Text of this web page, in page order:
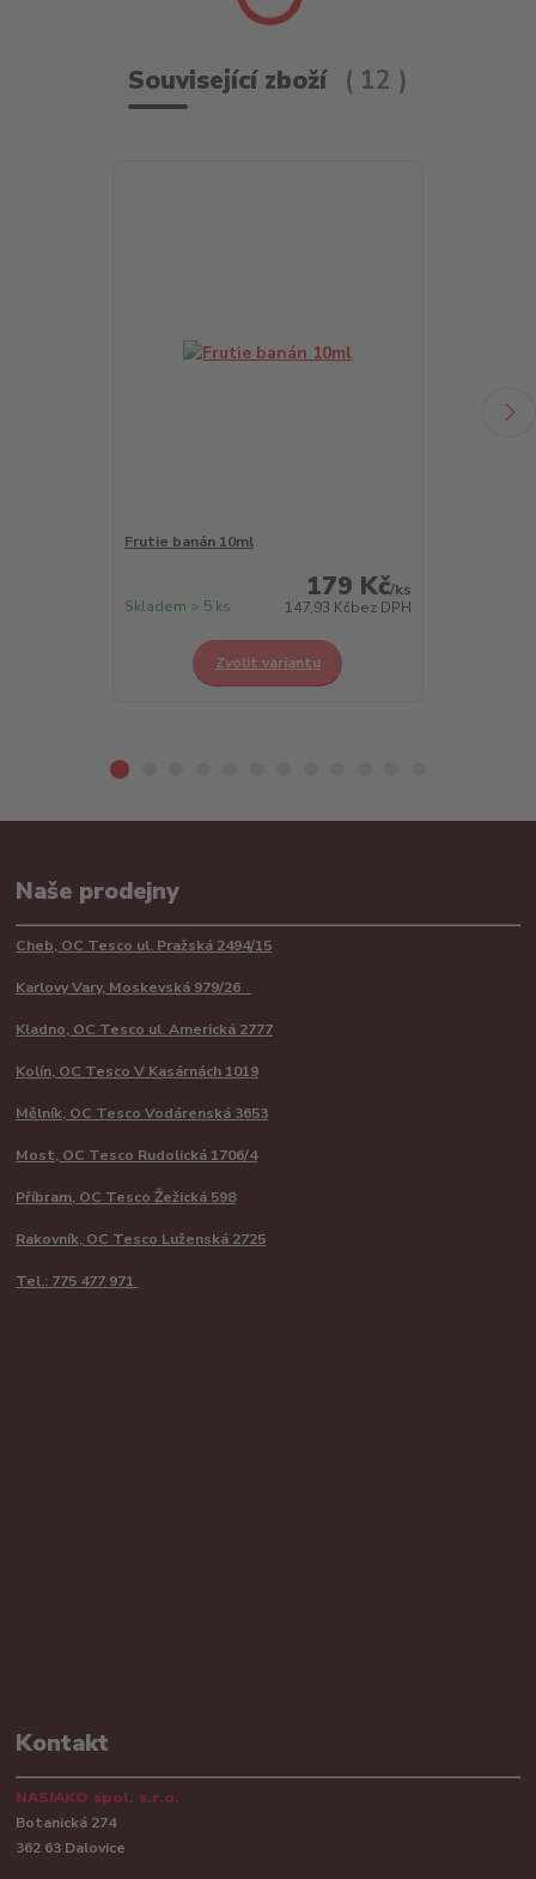
Související zboží 12
Frutie banán 10ml
179 Kč/ks
147,93 Kčbez DPH
Skladem > 5 ks
Zvolit variantu
Naše prodejny
Cheb, OC Tesco ul. Pražská 2494/15
Karlovy Vary, Moskevská 979/26
Kladno, OC Tesco ul. Americká 2777
Kolín, OC Tesco V Kasárnách 1019
Mělník, OC Tesco Vodárenská 3653
Most, OC Tesco Rudolická 1706/4
Příbram, OC Tesco Žežická 598
Rakovník, OC Tesco Luženská 2725
Tel.: 775 477 971
Kontakt
NASIAKO spol. s.r.o.
Botanická 274
362 63 Dalovice